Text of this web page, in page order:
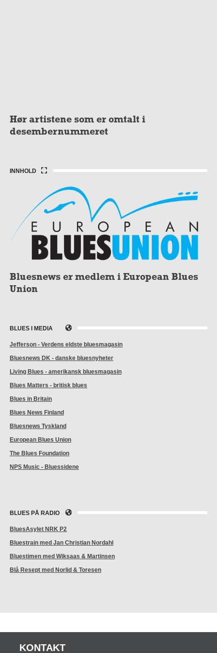
Hør artistene som er omtalt i
desembernummeret
INNHOLD
Bluesnews er medlem i European Blues
Union
BLUES I MEDIA
Jefferson - Verdens eldste bluesmagasin
Bluesnews DK - danske bluesnyheter
Living Blues - amerikansk bluesmagasin
Blues Matters - britisk blues
Blues in Britain
Blues News Finland
Bluesnews Tyskland
European Blues Union
The Blues Foundation
NPS Music - Bluessidene
BLUES PÅ RADIO
BluesAsylet NRK P2
Bluestrain med Jan Christian Nordahl
Bluestimen med Wiksaas & Martinsen
Blå Resept med Norlid & Toresen
KONTAKT